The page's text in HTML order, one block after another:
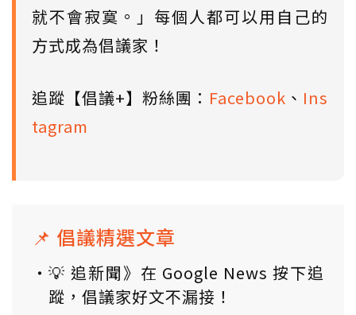
就不會寂寞。」每個人都可以用自己的
方式成為倡議家！
追蹤【倡議+】粉絲團： Facebook 、 Ins
tagram
📌 倡議精選文章
💡 追新聞》在 Google News 按下追
蹤，倡議家好文不漏接！